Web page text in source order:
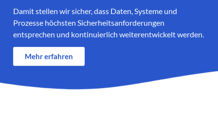
Damit stellen wir sicher, dass Daten, Systeme und
Prozesse höchsten Sicherheitsanforderungen
entsprechen und kontinuierlich weiterentwickelt werden.
Mehr erfahren